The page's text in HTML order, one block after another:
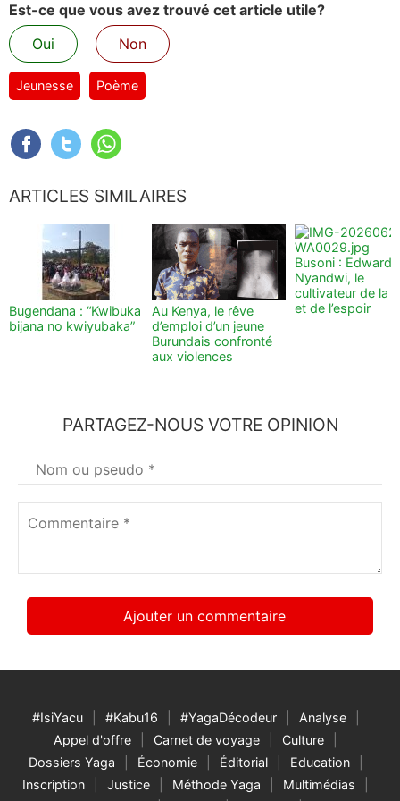
Est-ce que vous avez trouvé cet article utile?
Oui
Non
Jeunesse Poème
ARTICLES SIMILAIRES
Bugendana : “Kwibuka
bijana no kwiyubaka”
Au Kenya, le rêve
d’emploi d’un jeune
Burundais confronté
aux violences
Busoni : Edward
Nyandwi, le
cultivateur de la
et de l’espoir
PARTAGEZ-NOUS VOTRE OPINION
Votre
nom*
Commentaire
#IsiYacu #Kabu16 #YagaDécodeur
Analyse
Appel d'offre
Carnet de voyage
Culture
Dossiers Yaga
Économie Éditorial
Education
Inscription
Justice Méthode Yaga
Multimédias